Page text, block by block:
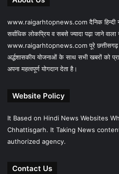
www.raigarhtopnews.com दैनिक हिन्दी
सर्वाधिक लोकप्रिय व सबसे ज्यादा पढ़ा जाने
www.raigarhtopnews.com पूरे छत्तीसगढ़
अर्द्धशासकीय योजनाओं के साथ सभी खबरों को
अपना महत्वपूर्ण योगदान देता है।
Website Policy
It Based on Hindi News Websites
Chhattisgarh. It Taking News
authorized agency.
Contact Us